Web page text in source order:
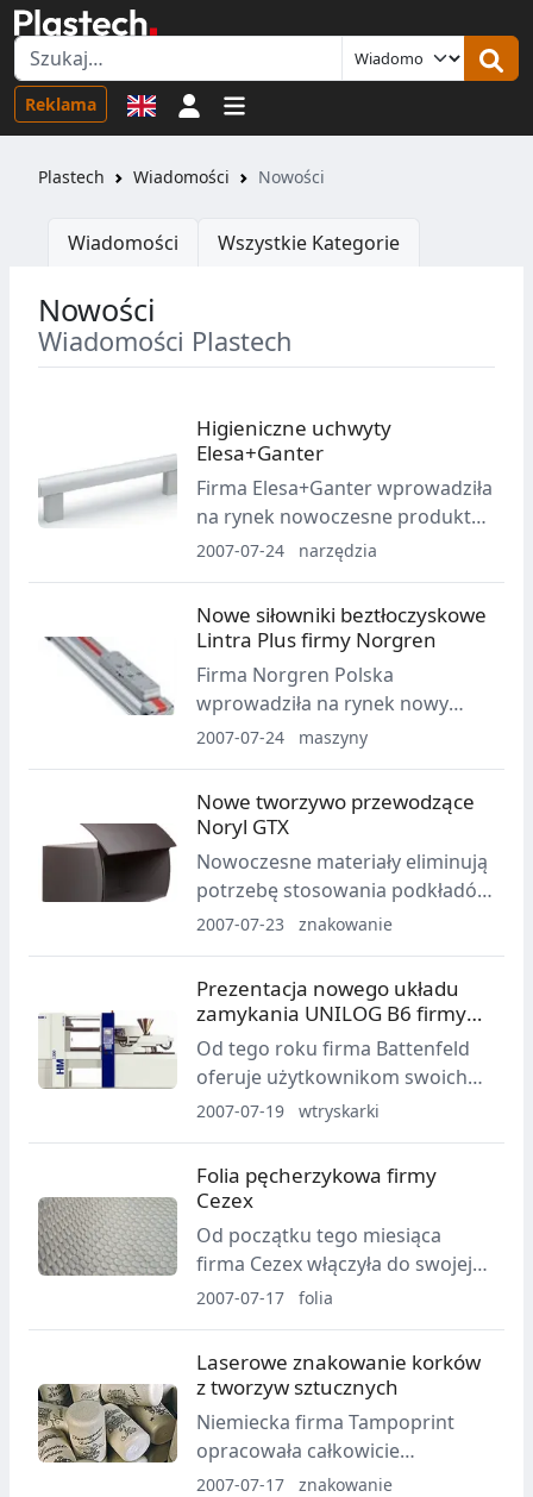
Reklama Logowanie
Plastech Wiadomości Nowości
Wiadomości Wszystkie Kategorie
Nowości
Wiadomości Plastech
Higieniczne uchwyty
Elesa+Ganter
Firma Elesa+Ganter wprowadziła
na rynek nowoczesne produkty
z serii "Clean". Są one
przemyśle medycznym i
spożywczym. Jednym z nich są
specjalne uchwyty zachowujące
wysoki stopień czystości i nie
poddające się korozji.
2007-07-24 narzędzia
Nowe siłowniki beztłoczyskowe
Lintra Plus firmy Norgren
Firma Norgren Polska
wprowadziła na rynek nowy
model siłowników
Znajdują one zastosowanie w
wielu sektorach przemysłu,
m.in.: branży samochodowej,
spożywczej, obróbce drewna
oraz branży papierniczej.
2007-07-24 maszyny
Nowe tworzywo przewodzące
Noryl GTX
Nowoczesne materiały eliminują
potrzebę stosowania podkładów
elektrostatycznych w procesie
zapewniając przy tym korzyści w
zakresie ekologii, swobody
projektowania, sprawności i
organizacji produkcji. Koncern
GE Plastics wprowadza
tworzywa Noryl GTX do stale
poszerzanej gamy produktów
ecomagination.
2007-07-23 znakowanie
Prezentacja nowego układu
zamykania UNILOG B6 firmy
Battenfeld
Od tego roku firma Battenfeld
oferuje użytkownikom swoich
maszyn wtryskarki wyposażone
UNILOG B6. Do tej pory system
nie był szerzej prezentowany w
Między innymi z tej przyczyny
warto mu się przyjrzeć bliżej.
2007-07-19 wtryskarki
Folia pęcherzykowa firmy
Cezex
Od początku tego miesiąca
firma Cezex włączyła do swojej
oferty związanej z materiałami
pęcherzykową.
2007-07-17 folia
Laserowe znakowanie korków
z tworzyw sztucznych
Niemiecka firma Tampoprint
opracowała całkowicie
nowatorski system Alfalas serii
2007-07-17 znakowanie